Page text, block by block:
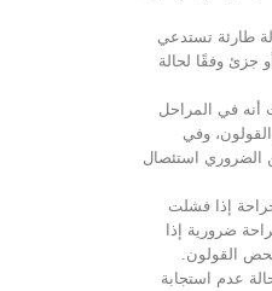
طارئة تستدعي
جزئ وفقًا لحالة
أنه في المراحل
وفي
الضروري استئصال
إذا فشلت
ضرورية إذا
القولون.
عدم استجابة